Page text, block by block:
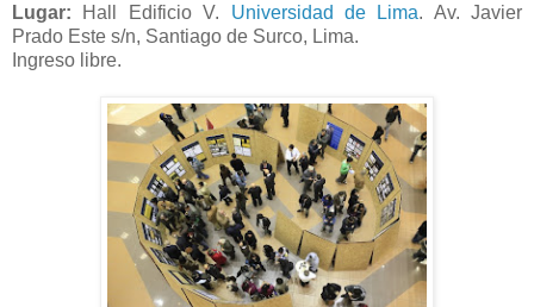
Lugar: Hall Edificio V. Universidad de Lima. Av. Javier
Prado Este s/n, Santiago de Surco, Lima.
Ingreso libre.